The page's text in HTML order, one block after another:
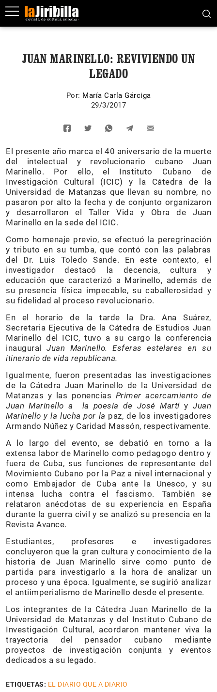
JUAN MARINELLO: REVIVIENDO UN
LEGADO
Por: María Carla Gárciga
29/3/2017
El presente año marca el 40 aniversario de la muerte
del intelectual y revolucionario cubano Juan
Marinello. Por ello, el Instituto Cubano de
Investigación Cultural (ICIC) y la Cátedra de la
Universidad de Matanzas que llevan su nombre, no
pasaron por alto la fecha y de conjunto organizaron
y desarrollaron el Taller Vida y Obra de Juan
Marinello en la sede del ICIC.
Como homenaje previo, se efectuó la peregrinación
y tributo en su tumba, que contó con las palabras
del Dr. Luis Toledo Sande. En este contexto, el
investigador destacó la decencia, cultura y
educación que caracterizó a Marinello, además de
su presencia física impecable, su caballerosidad y
su fidelidad al proceso revolucionario.
En el horario de la tarde la Dra. Ana Suárez,
Secretaria Ejecutiva de la Cátedra de Estudios Juan
Marinello del ICIC, tuvo a su cargo la conferencia
inauguralJuan Marinello. Esferas estelares en su
itinerario de vida republicana.
Igualmente, fueron presentadas las investigaciones
de la Cátedra Juan Marinello de la Universidad de
Matanzas y las ponencias Primer acercamiento de
Juan Marinello a la poesía de José MartíyJuan
Marinello y la lucha por la paz, de los investigadores
Armando Núñez y Caridad Massón, respectivamente.
A lo largo del evento, se debatió en torno a la
extensa labor de Marinello como pedagogo dentro y
fuera de Cuba, sus funciones de representante del
Movimiento Cubano por la Paz a nivel internacional y
como Embajador de Cuba ante la Unesco, y su
intensa lucha contra el fascismo. También se
relataron anécdotas de su experiencia en España
durante la guerra civil y se analizó su presencia en la
Revista Avance.
Estudiantes, profesores e investigadores
concluyeron que la gran cultura y conocimiento de la
historia de Juan Marinello sirve como punto de
partida para investigarlo a la hora de analizar un
proceso y una época. Igualmente, se sugirió analizar
el antiimperialismo de Marinello desde el presente.
Los integrantes de la Cátedra Juan Marinello de la
Universidad de Matanzas y del Instituto Cubano de
Investigación Cultural, acordaron mantener viva la
trayectoria del pensador cubano mediante
proyectos de investigación conjunta y eventos
dedicados a su legado.
ETIQUETAS: EL DIARIO QUE A DIARIO